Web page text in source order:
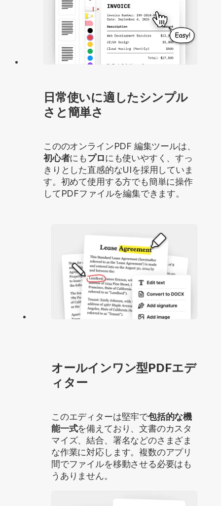
日常使いに適したシンプル
さと簡単さ
こののオンラインPDF 編集ツールは、
初心者にもプロにも使いやすく、すっ
きりとした直感的なUIを採用していま
す。初めて使用する方でも簡単に操作
してPDFファイルを編集できます。
オールインワン型PDFエデ
ィター
このエディターは堅牢で包括的な機
能一式を備えており、文書のカスタ
マイズ、結合、署名などのさまざま
な作業に対応します。複数のアプリ
間でファイルを移動させる必要はも
うありません。